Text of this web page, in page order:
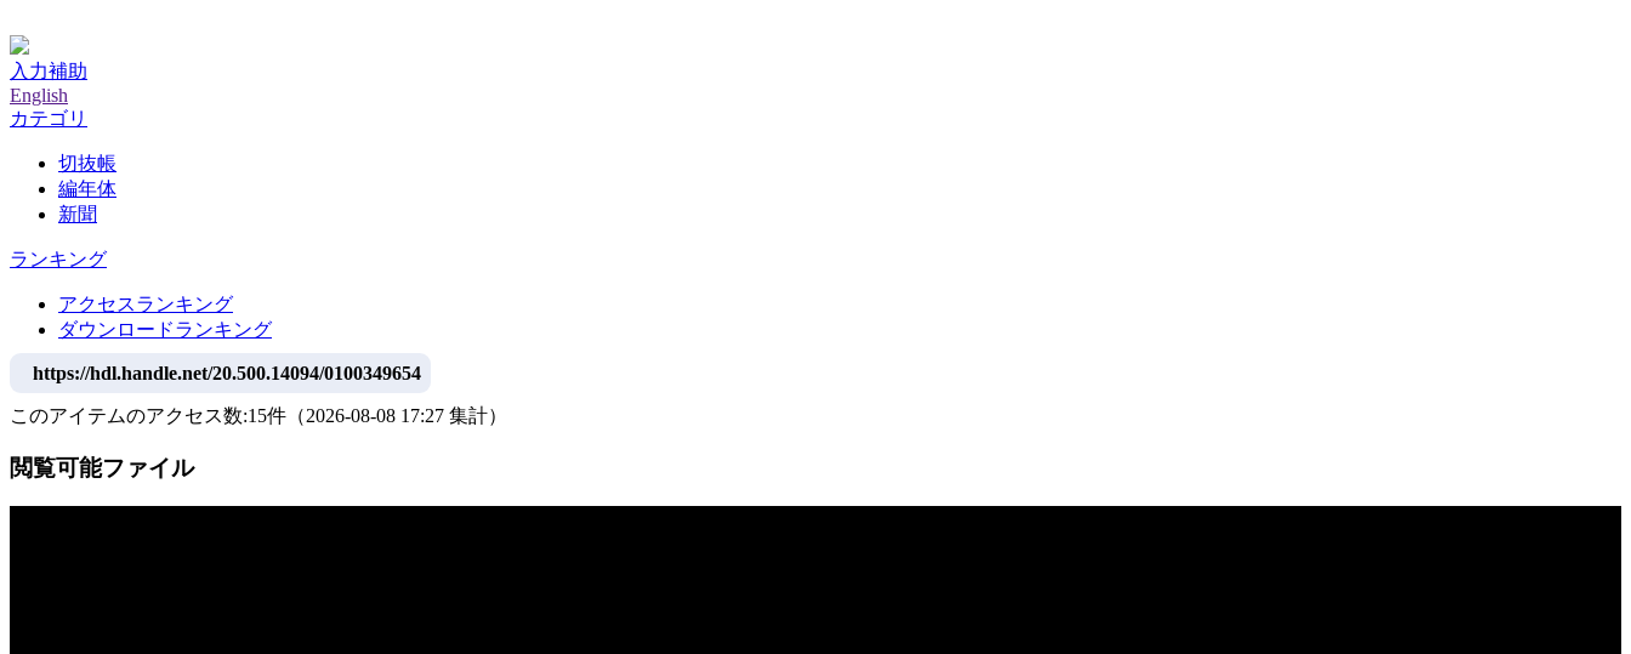
入力補助
English
カテゴリ
切抜帳
編年体
新聞
ランキング
アクセスランキング
ダウンロードランキング
https://hdl.handle.net/20.500.14094/0100349654
このアイテムのアクセス数:15件 （2026-08-08 17:27 集計）
閲覧可能ファイル